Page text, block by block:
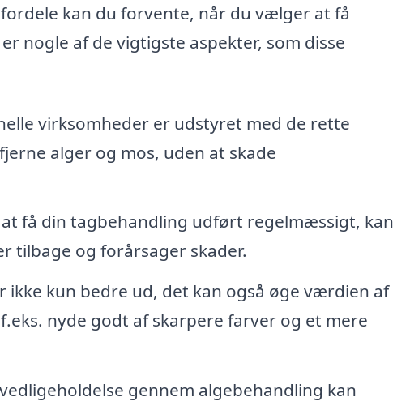
kan du forvente, når du vælger at få
nogle af de vigtigste aspekter, som disse
virksomheder er udstyret med de rette
alger og mos, uden at skade
at få din tagbehandling udført regelmæssigt, kan
tilbage og forårsager skader.
ikke kun bedre ud, det kan også øge værdien af
nyde godt af skarpere farver og et mere
gennem algebehandling kan